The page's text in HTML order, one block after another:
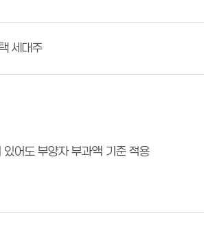
세대주
어도 부양자 부과액 기준 적용